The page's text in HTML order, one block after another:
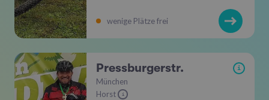
wenige Plätze frei
Pressburgerstr. i
München
Horst
i